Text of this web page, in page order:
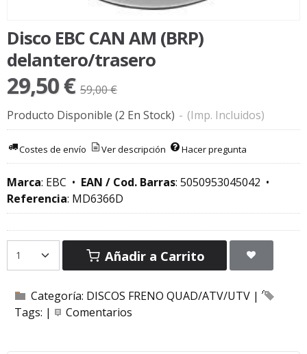
Disco EBC CAN AM (BRP)
delantero/trasero
29,50 € 59,00 €
Producto Disponible (2 En Stock) - (Imp. Incluidos)
Costes de envío Ver descripción Hacer pregunta
Marca: EBC • EAN / Cod. Barras: 5050953045042 •
Referencia: MD6366D
Añadir a Carrito
Categoría: DISCOS FRENO QUAD/ATV/UTV |
Tags: | Comentarios